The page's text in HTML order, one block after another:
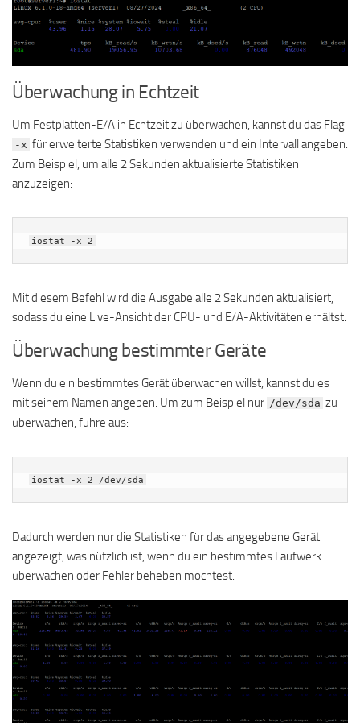
Überwachung in Echtzeit
Um Festplatten-E/A in Echtzeit zu überwachen, kannst du das Flag
-x für erweiterte Statistiken verwenden und ein Intervall angeben.
Zum Beispiel, um alle 2 Sekunden aktualisierte Statistiken
anzuzeigen:
iostat -x 2
Mit diesem Befehl wird die Ausgabe alle 2 Sekunden aktualisiert,
sodass du eine Live-Ansicht der CPU- und E/A-Aktivitäten erhältst.
Überwachung bestimmter Geräte
Wenn du ein bestimmtes Gerät überwachen willst, kannst du es
mit seinem Namen angeben. Um zum Beispiel nur /dev/sda zu
überwachen, führe aus:
iostat -x 2 /dev/sda
Dadurch werden nur die Statistiken für das angegebene Gerät
angezeigt, was nützlich ist, wenn du ein bestimmtes Laufwerk
überwachen oder Fehler beheben möchtest.